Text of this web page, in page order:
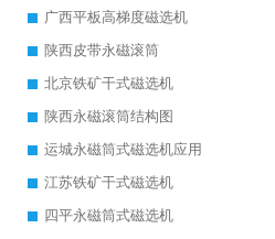
广西平板高梯度磁选机
陕西皮带永磁滚筒
北京铁矿干式磁选机
陕西永磁滚筒结构图
运城永磁筒式磁选机应用
江苏铁矿干式磁选机
四平永磁筒式磁选机